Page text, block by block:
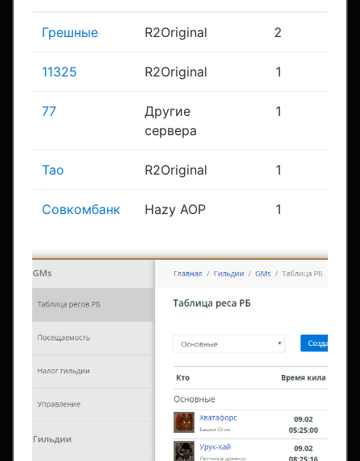
Грешные R2Original 2
11325 R2Original 1
77
Другие
сервера
1
Тао R2Original 1
Совкомбанк Hazy АОР 1